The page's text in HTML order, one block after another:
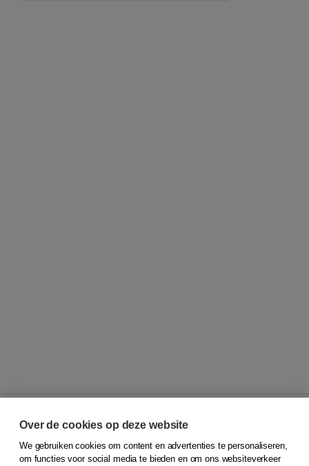
© 2026Koninklijke Boom uitgevers
Over de cookies op deze website
We gebruiken cookies om content en advertenties te personaliseren,
om functies voor social media te bieden en om ons websiteverkeer